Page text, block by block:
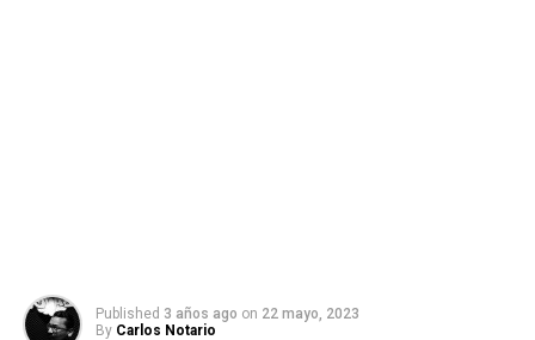
Published 3 años ago on 22 mayo, 2023
By Carlos Notario